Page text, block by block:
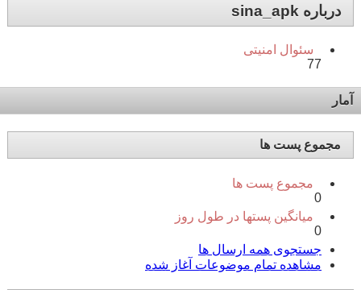
درباره sina_apk
سئوال امنیتی
77
آمار
مجموع پست ها
مجموع پست ها
0
میانگین پستها در طول روز
0
جستجوی همه ارسال ها
مشاهده تمام موضوعات آغاز شده